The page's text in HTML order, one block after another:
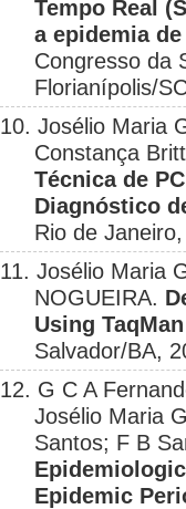
Tempo Real
a epidemia
Congresso da
Florianípolis/
10. Josélio Maria
Constança
Técnica de
Diagnóstico
Rio de
11. Josélio Maria
NOGUEIRA.
Using
Salvador/BA,
12. G C A
Josélio Maria
Santos; F B
Epidemic